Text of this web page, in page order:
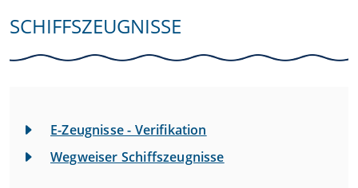
SCHIFFSZEUGNISSE
E-Zeugnisse - Verifikation
Wegweiser Schiffszeugnisse